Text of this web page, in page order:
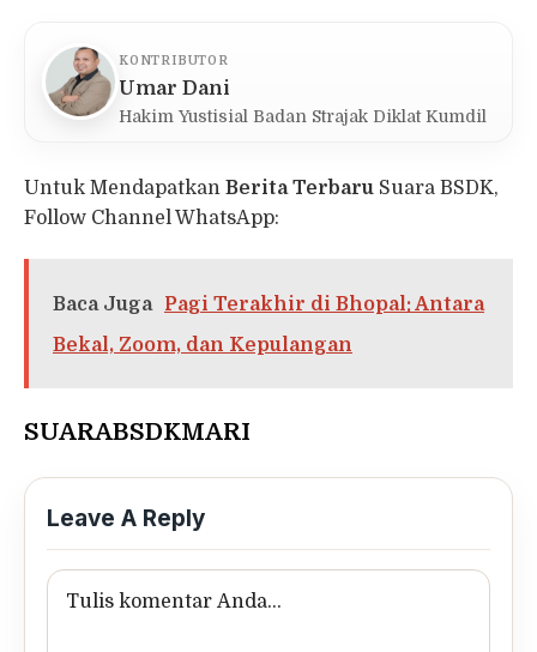
KONTRIBUTOR
Umar Dani
Hakim Yustisial Badan Strajak Diklat Kumdil
Untuk Mendapatkan Berita Terbaru Suara BSDK,
Follow Channel WhatsApp:
Baca Juga
Pagi Terakhir di Bhopal: Antara
Bekal, Zoom, dan Kepulangan
SUARABSDKMARI
Leave A Reply